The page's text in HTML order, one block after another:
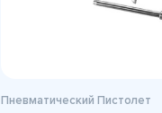
Пневматический Пистолет